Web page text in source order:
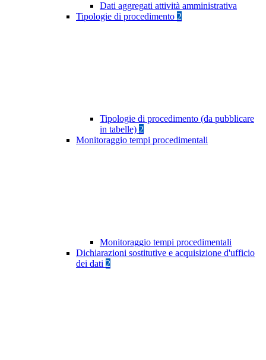
Dati aggregati attività amministrativa
Tipologie di procedimento 2
Tipologie di procedimento (da pubblicare
in tabelle) 2
Monitoraggio tempi procedimentali
Monitoraggio tempi procedimentali
Dichiarazioni sostitutive e acquisizione d'ufficio
dei dati 2